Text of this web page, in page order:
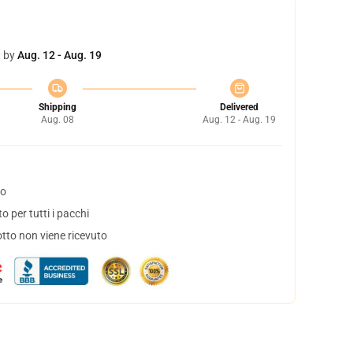
byAug. 12 - Aug. 19
Shipping
Aug. 08
Delivered
Aug. 12 - Aug. 19
per tutti i pacchi
non viene ricevuto